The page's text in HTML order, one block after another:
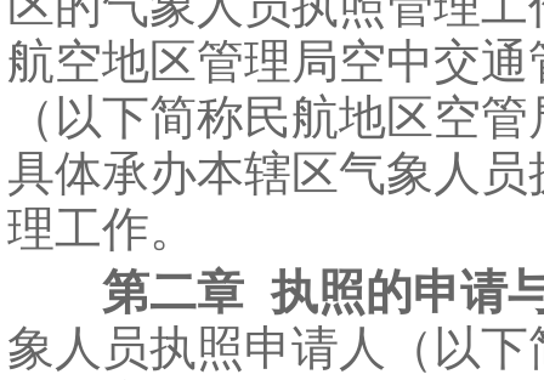
航空地区管理局空中交通
（以下简称民航地区空
具体承办本辖区气象人员
理工作。
第二章 执照的申请
象人员执照申请人（以下